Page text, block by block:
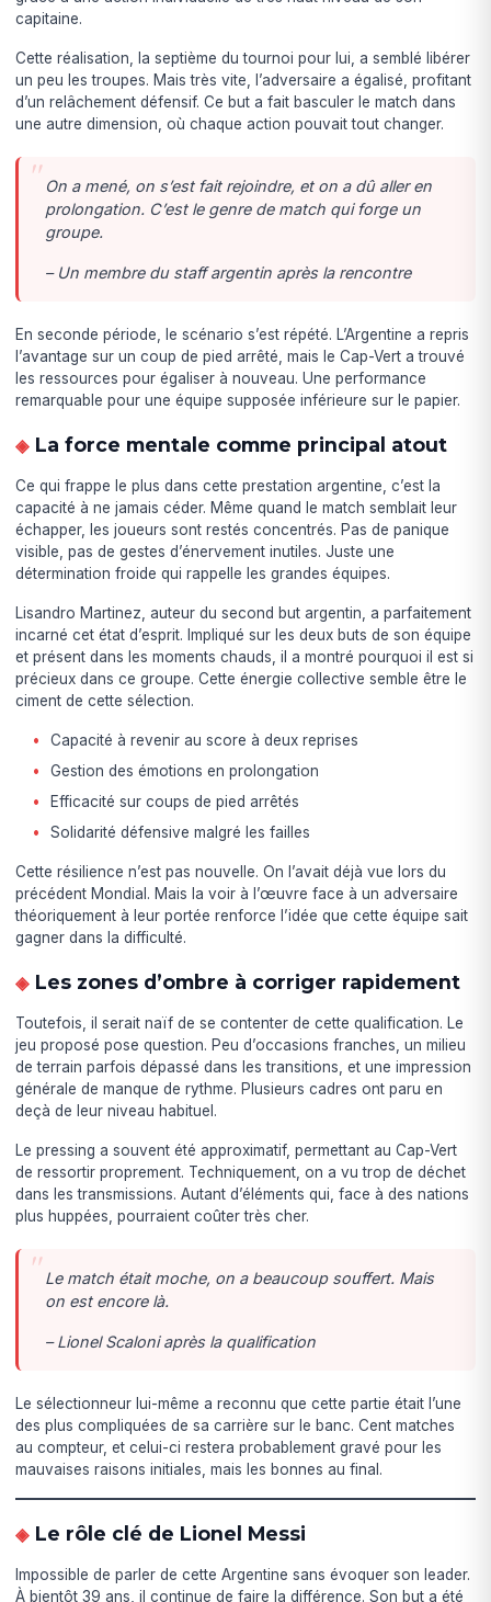
capitaine.
Cette réalisation, la septième du tournoi pour lui, a semblé libérer
un peu les troupes. Mais très vite, l’adversaire a égalisé, profitant
d’un relâchement défensif. Ce but a fait basculer le match dans
une autre dimension, où chaque action pouvait tout changer.
On a mené, on s’est fait rejoindre, et on a dû aller en
prolongation. C’est le genre de match qui forge un
groupe.
– Un membre du staff argentin après la rencontre
En seconde période, le scénario s’est répété. L’Argentine a repris
l’avantage sur un coup de pied arrêté, mais le Cap-Vert a trouvé
les ressources pour égaliser à nouveau. Une performance
remarquable pour une équipe supposée inférieure sur le papier.
La force mentale comme principal atout
Ce qui frappe le plus dans cette prestation argentine, c’est la
capacité à ne jamais céder. Même quand le match semblait leur
échapper, les joueurs sont restés concentrés. Pas de panique
visible, pas de gestes d’énervement inutiles. Juste une
détermination froide qui rappelle les grandes équipes.
Lisandro Martinez, auteur du second but argentin, a parfaitement
incarné cet état d’esprit. Impliqué sur les deux buts de son équipe
et présent dans les moments chauds, il a montré pourquoi il est si
précieux dans ce groupe. Cette énergie collective semble être le
ciment de cette sélection.
Capacité à revenir au score à deux reprises
Gestion des émotions en prolongation
Efficacité sur coups de pied arrêtés
Solidarité défensive malgré les failles
Cette résilience n’est pas nouvelle. On l’avait déjà vue lors du
précédent Mondial. Mais la voir à l’œuvre face à un adversaire
théoriquement à leur portée renforce l’idée que cette équipe sait
gagner dans la difficulté.
Les zones d’ombre à corriger rapidement
Toutefois, il serait naïf de se contenter de cette qualification. Le
jeu proposé pose question. Peu d’occasions franches, un milieu
de terrain parfois dépassé dans les transitions, et une impression
générale de manque de rythme. Plusieurs cadres ont paru en
deçà de leur niveau habituel.
Le pressing a souvent été approximatif, permettant au Cap-Vert
de ressortir proprement. Techniquement, on a vu trop de déchet
dans les transmissions. Autant d’éléments qui, face à des nations
plus huppées, pourraient coûter très cher.
Le match était moche, on a beaucoup souffert. Mais
on est encore là.
– Lionel Scaloni après la qualification
Le sélectionneur lui-même a reconnu que cette partie était l’une
des plus compliquées de sa carrière sur le banc. Cent matches
au compteur, et celui-ci restera probablement gravé pour les
mauvaises raisons initiales, mais les bonnes au final.
Le rôle clé de Lionel Messi
Impossible de parler de cette Argentine sans évoquer son leader.
À bientôt 39 ans, il continue de faire la différence. Son but a été